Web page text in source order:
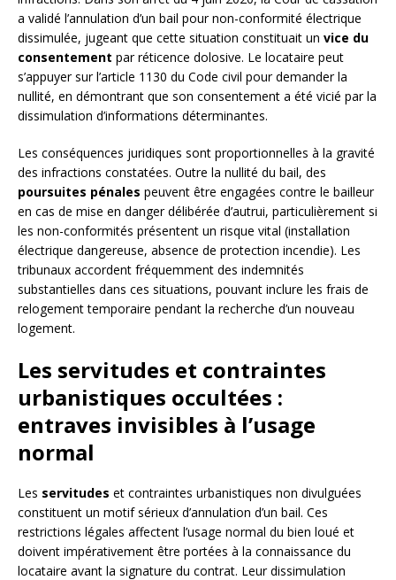
a validé l’annulation d’un bail pour non-conformité électrique
dissimulée, jugeant que cette situation constituait un vice du
consentement par réticence dolosive. Le locataire peut
s’appuyer sur l’article 1130 du Code civil pour demander la
nullité, en démontrant que son consentement a été vicié par la
dissimulation d’informations déterminantes.
Les conséquences juridiques sont proportionnelles à la gravité
des infractions constatées. Outre la nullité du bail, des
poursuites pénales peuvent être engagées contre le bailleur
en cas de mise en danger délibérée d’autrui, particulièrement si
les non-conformités présentent un risque vital (installation
électrique dangereuse, absence de protection incendie). Les
tribunaux accordent fréquemment des indemnités
substantielles dans ces situations, pouvant inclure les frais de
relogement temporaire pendant la recherche d’un nouveau
logement.
Les servitudes et contraintes
urbanistiques occultées :
entraves invisibles à l’usage
normal
Les servitudes et contraintes urbanistiques non divulguées
constituent un motif sérieux d’annulation d’un bail. Ces
restrictions légales affectent l’usage normal du bien loué et
doivent impérativement être portées à la connaissance du
locataire avant la signature du contrat. Leur dissimulation